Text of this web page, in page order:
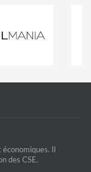
économiques. Il
des CSE.